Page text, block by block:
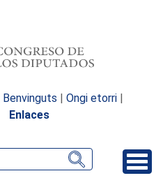
Benvinguts | Ongi etorri |
Enlaces